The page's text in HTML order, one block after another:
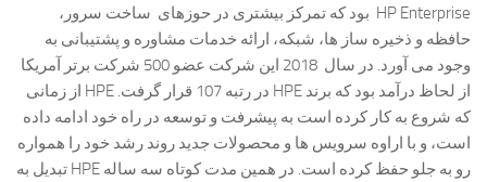
HP Enterprise بود که تمرکز بیشتری در حوزهای ساخت سرور،
حافظه و ذخیره ساز ها، شبکه، ارائه خدمات مشاوره و پشتیبانی به
وجود می آورد. در سال 2018 این شرکت عضو 500 شرکت برتر آمریکا
از لحاظ درآمد بود که برند HPE در رتبه 107 قرار گرفت. HPE از زمانی
که شروع به کار کرده است به پیشرفت و توسعه در راه خود ادامه داده
است، و با اراوه سرویس ها و محصولات جدید روند رشد خود را همواره
رو به جلو حفظ کرده است. در همین مدت کوتاه سه ساله HPE تبدیل به